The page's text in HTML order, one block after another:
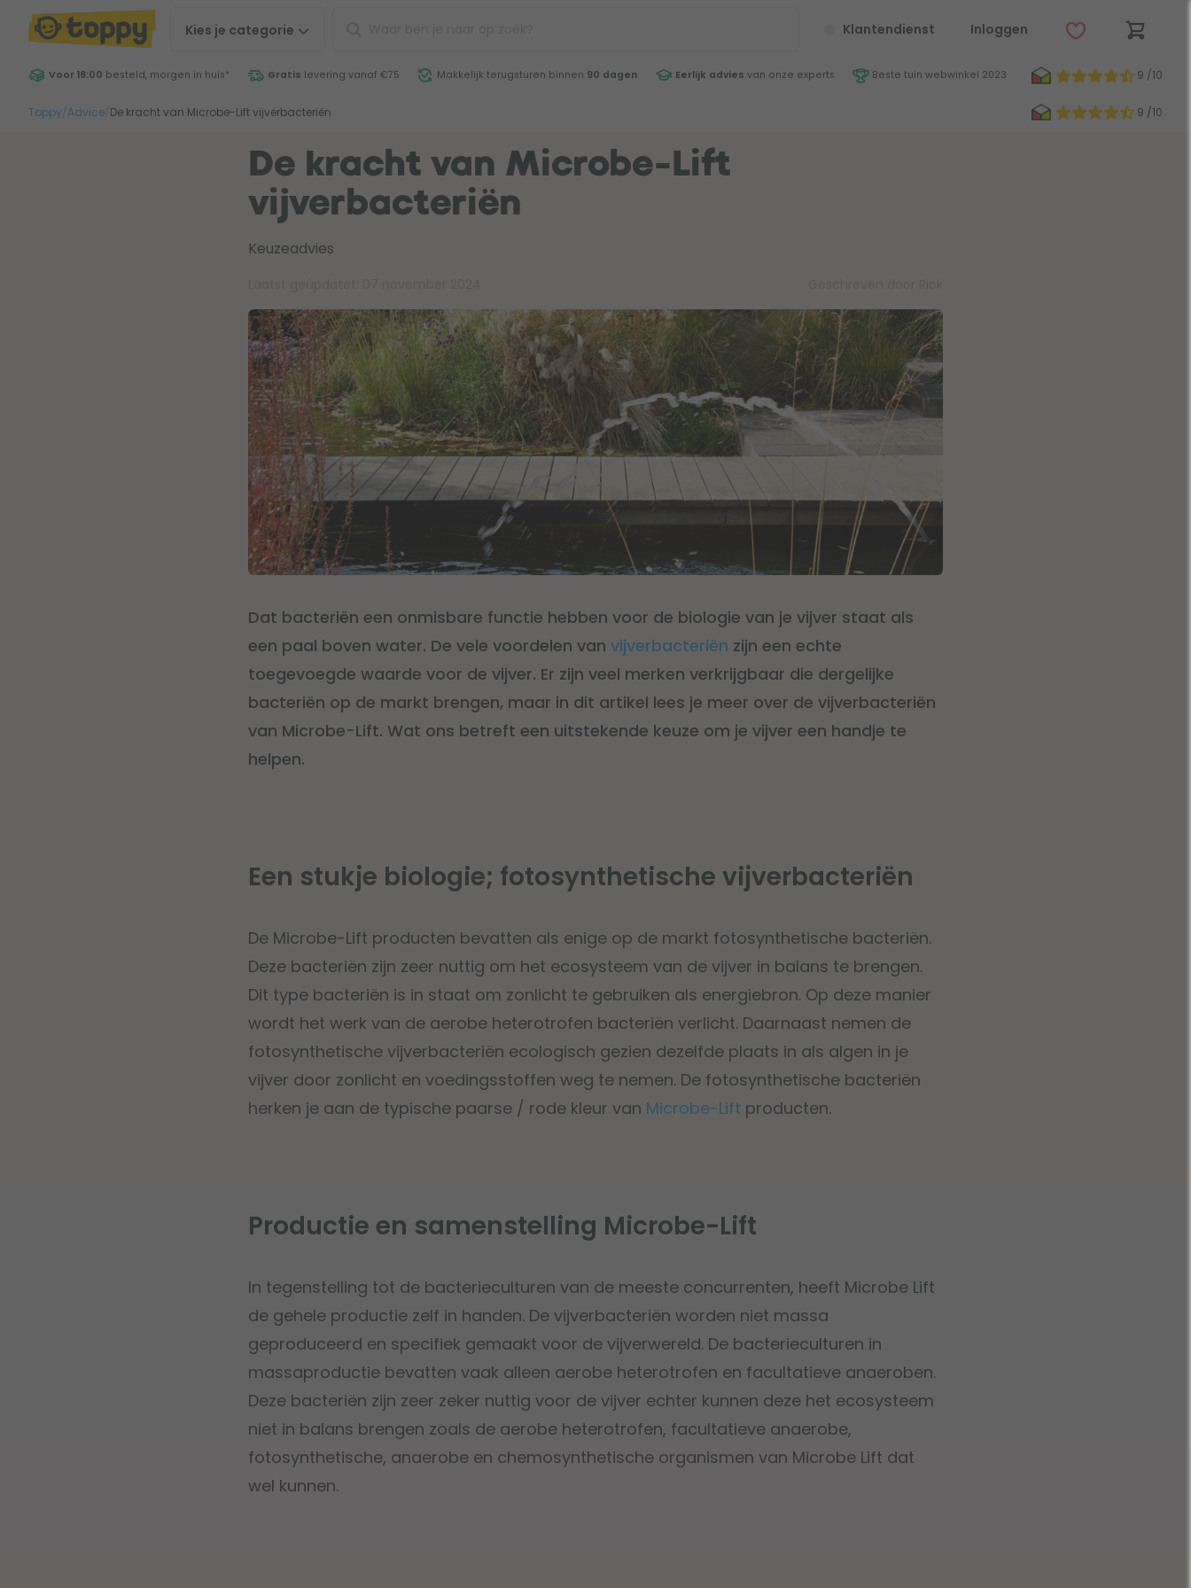
Kies je categorie Klantendienst Inloggen
Voor 18:00 besteld, morgen in huis* Gratis levering vanaf €75 Makkelijk terugsturen binnen 90 dagen Eerlijk advies van onze experts Beste tuin webwinkel 2023 9 /10
Toppy Advice De kracht van Microbe-Lift vijverbacteriën 9 /10
De kracht van Microbe-Lift
vijverbacteriën
Keuzeadvies
Dat bacteriën een onmisbare functie hebben voor de biologie van je vijver staat als
een paal boven water. De vele voordelen van vijverbacteriën zijn een echte
toegevoegde waarde voor de vijver. Er zijn veel merken verkrijgbaar die dergelijke
bacteriën op de markt brengen, maar in dit artikel lees je meer over de vijverbacteriën
van Microbe-Lift. Wat ons betreft een uitstekende keuze om je vijver een handje te
helpen.
Een stukje biologie; fotosynthetische vijverbacteriën
De Microbe-Lift producten bevatten als enige op de markt fotosynthetische bacteriën.
Deze bacteriën zijn zeer nuttig om het ecosysteem van de vijver in balans te brengen.
Dit type bacteriën is in staat om zonlicht te gebruiken als energiebron. Op deze manier
wordt het werk van de aerobe heterotrofen bacteriën verlicht. Daarnaast nemen de
fotosynthetische vijverbacteriën ecologisch gezien dezelfde plaats in als algen in je
vijver door zonlicht en voedingsstoffen weg te nemen. De fotosynthetische bacteriën
herken je aan de typische paarse / rode kleur van Microbe-Lift producten.
Productie en samenstelling Microbe-Lift
In tegenstelling tot de bacterieculturen van de meeste concurrenten, heeft Microbe Lift
de gehele productie zelf in handen. De vijverbacteriën worden niet massa
geproduceerd en specifiek gemaakt voor de vijverwereld. De bacterieculturen in
massaproductie bevatten vaak alleen aerobe heterotrofen en facultatieve anaeroben.
Deze bacteriën zijn zeer zeker nuttig voor de vijver echter kunnen deze het ecosysteem
niet in balans brengen zoals de aerobe heterotrofen, facultatieve anaerobe,
fotosynthetische, anaerobe en chemosynthetische organismen van Microbe Lift dat
wel kunnen.